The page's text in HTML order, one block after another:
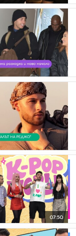
07:50